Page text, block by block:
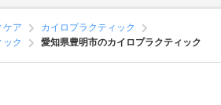
ケア
カイロプラクティック
ク
愛知県豊明市のカイロプラクティック